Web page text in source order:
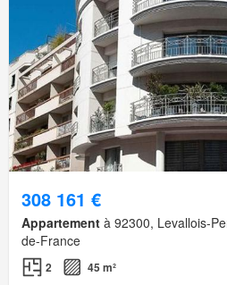
308 161 €
Appartement à 92300, Levallois-
de-France
2 45 m²